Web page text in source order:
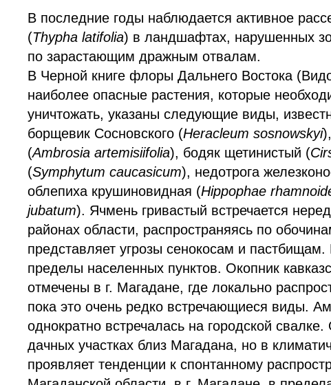
В последние годы наблюдается активное
(Thypha latifolia) в ландшафтах, нарушенных
по зарастающим дражным отвалам.
В Черной книге флоры Дальнего Востока
наиболее опасные растения, которые
уничтожать, указаны следующие виды,
борщевик Сосновского (Heracleum sosnowskyi
(Ambrosia artemisiifolia), бодяк щетинистый (
(Symphytum caucasicum), недотрога
облепиха крушиновидная (Hippophae
jubatum). Ячмень гривастый встречается
районах области, распространяясь по
представляет угрозы сенокосам и
пределы населенных пунктов. Окопник
отмечены в г. Магадане, где локально
пока это очень редко встречающиеся виды.
однократно встречалась на городской
дачных участках близ Магадана, но в
проявляет тенденции к спонтанному